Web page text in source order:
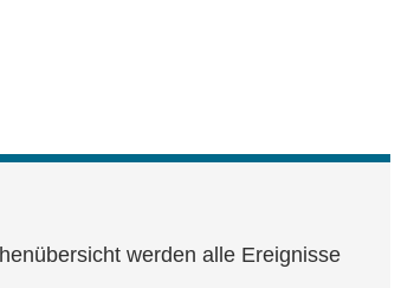
werden alle Ereignisse